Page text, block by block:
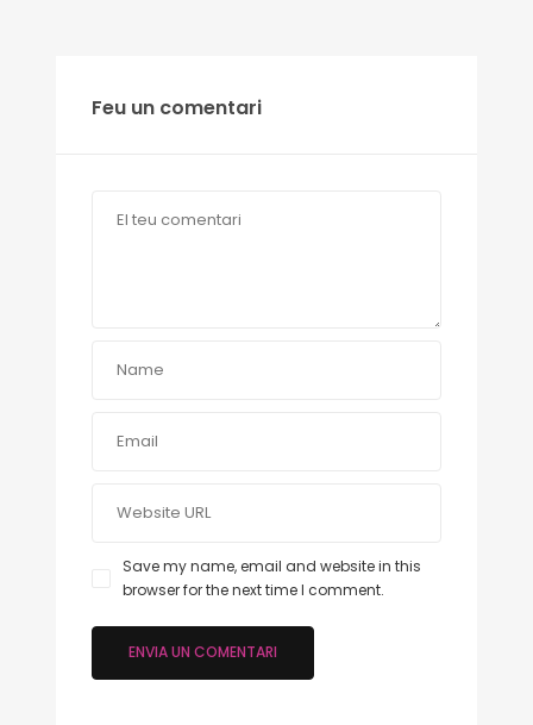
Feu un comentari
Save my name, email and website in this
browser for the next time I comment.